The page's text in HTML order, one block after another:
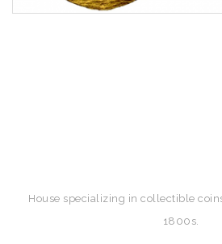
House specializing in collectible
1800s.